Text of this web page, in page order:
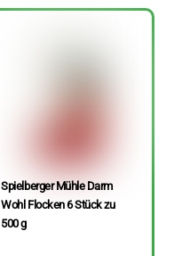
Spielberger Mühle Darm
Wohl Flocken 6 Stück zu
500 g